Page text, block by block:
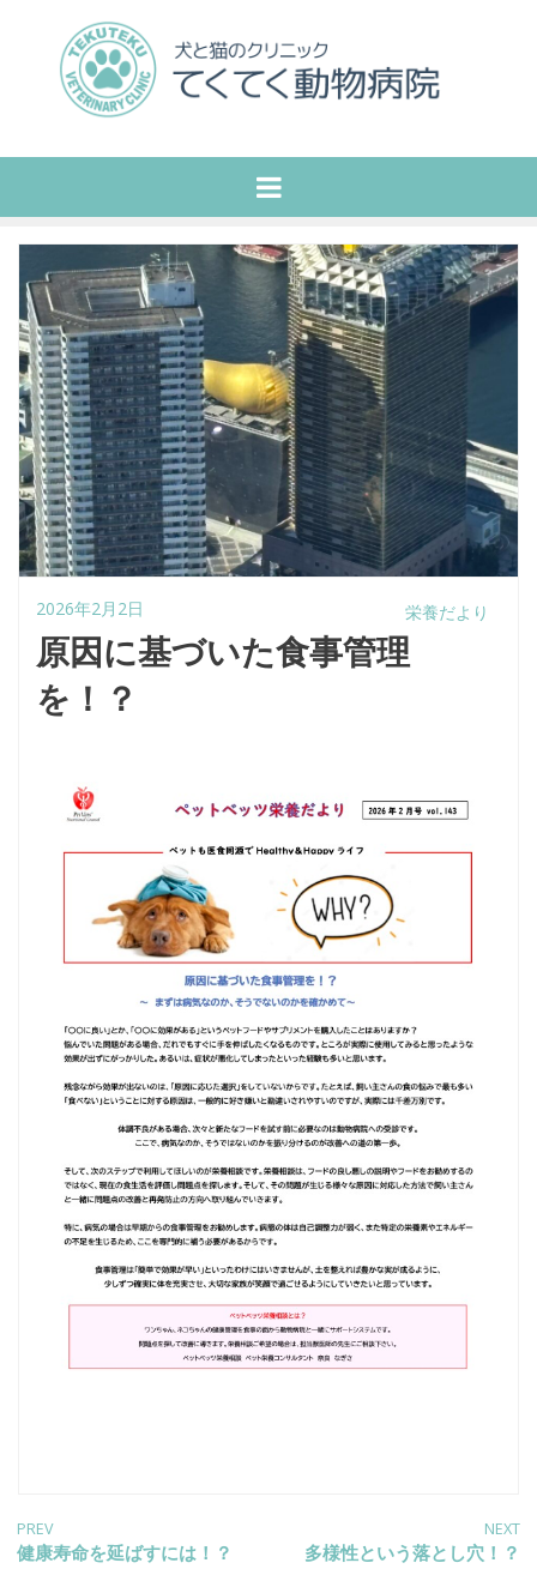
栄養だより
2026年2月2日
原因に基づいた食事管理
を！？
投
PREV
Previous
健康寿命を延ばすには！？
NEXT
Next
多様性という落とし穴！？